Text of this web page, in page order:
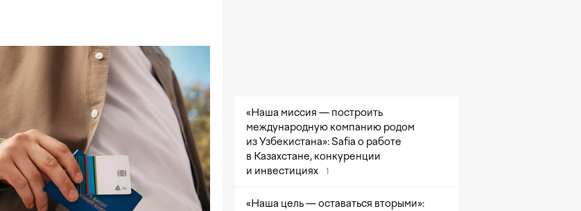
«Наша миссия — построить
международную компанию родом
из Узбекистана»: Safia о работе
в Казахстане, конкуренции
и инвестициях
1
«Наша цель — оставаться вторыми»: